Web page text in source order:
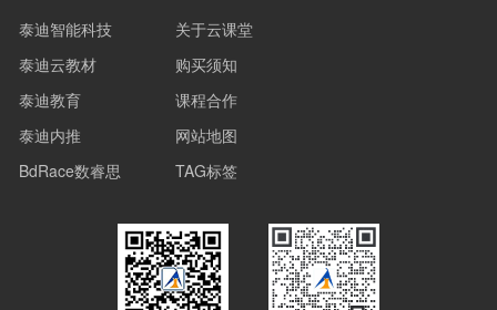
泰迪智能科技
泰迪云教材
泰迪教育
泰迪内推
BdRace数睿思
关于云课堂
购买须知
课程合作
网站地图
TAG标签